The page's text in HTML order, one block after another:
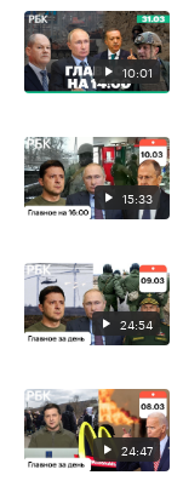
10:01
15:33
24:54
24:47